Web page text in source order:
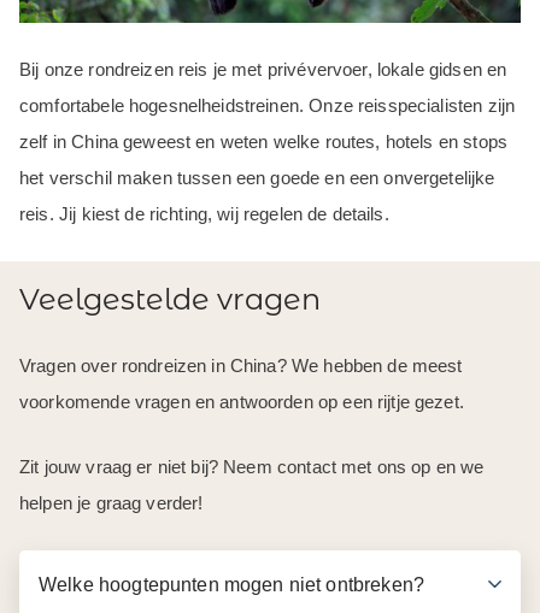
Bij onze rondreizen reis je met privévervoer, lokale gidsen en
comfortabele hogesnelheidstreinen. Onze reisspecialisten zijn
zelf in China geweest en weten welke routes, hotels en stops
het verschil maken tussen een goede en een onvergetelijke
reis. Jij kiest de richting, wij regelen de details.
Veelgestelde vragen
Vragen over rondreizen in China? We hebben de meest
voorkomende vragen en antwoorden op een rijtje gezet.
Zit jouw vraag er niet bij? Neem contact met ons op en we
helpen je graag verder!
Welke hoogtepunten mogen niet ontbreken?